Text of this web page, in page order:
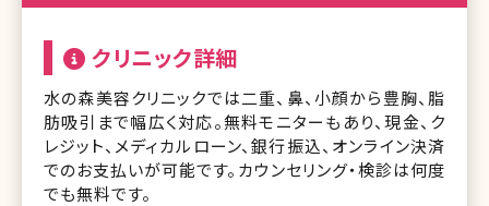
クリニック詳細
水の森美容クリニックでは二重、鼻、小顔から豊胸、脂
肪吸引まで幅広く対応。無料モニターもあり、現金、ク
レジット、メディカルローン、銀行振込、オンライン決済
でのお支払いが可能です。カウンセリング・検診は何度
でも無料です。